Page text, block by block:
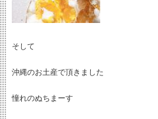
そして
沖縄のお土産で頂きました
憧れのぬちまーす